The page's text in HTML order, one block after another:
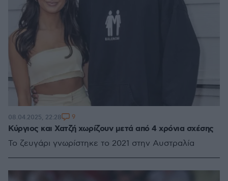
Κύργιος και Χατζή χωρίζουν μετά από 4 χρόνια σχέσης
Το ζευγάρι γνωρίστηκε το 2021 στην Αυστραλία
08.04.2025, 22:28 9